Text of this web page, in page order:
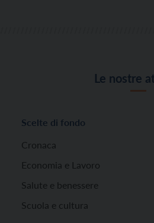
Le nostre
Scelte di fondo
Cronaca
Economia e Lavoro
Salute e benessere
Scuola e cultura